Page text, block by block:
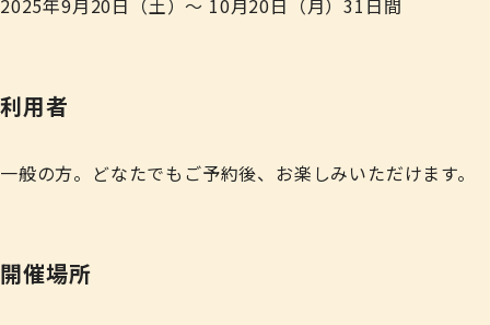
利用者
一般の方。どなたでもご予約後、お楽しみいただけます。
開催場所